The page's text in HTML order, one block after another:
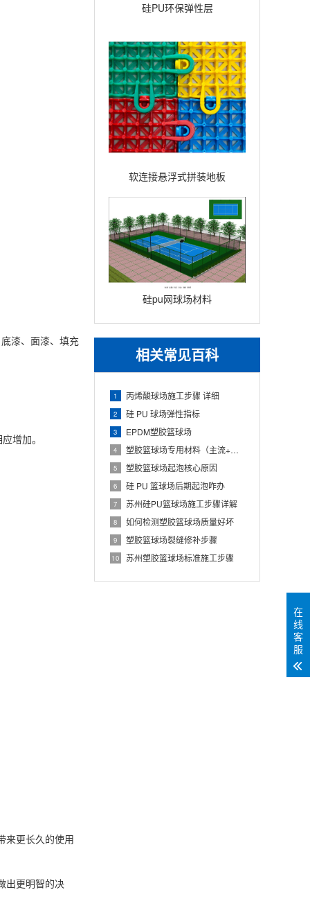
硅PU环保弹性层
软连接悬浮式拼装地板
硅pu网球场材料
相关常见百科
1 丙烯酸球场施工步骤 详细
2 硅 PU 球场弹性指标
3 EPDM塑胶篮球场
4 塑胶篮球场专用材料（主流+配套+标准）
5 塑胶篮球场起泡核心原因
6 硅 PU 篮球场后期起泡咋办
7 苏州硅PU篮球场施工步骤详解
8 如何检测塑胶篮球场质量好坏
9 塑胶篮球场裂缝修补步骤
10 苏州塑胶篮球场标准施工步骤
漆、面漆、填充
增加。
来更长久的使用
出更明智的决
在
线
客
服